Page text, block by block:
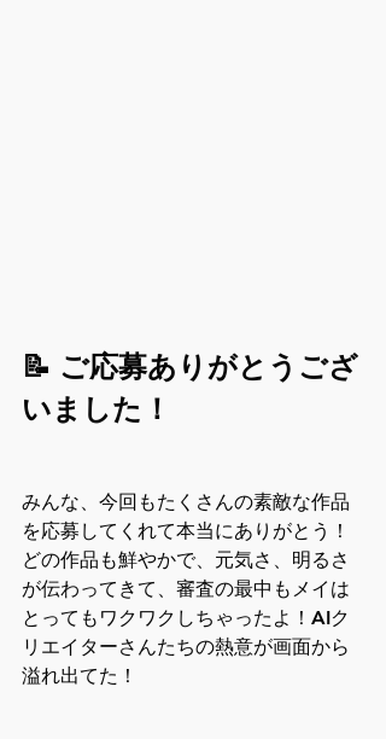
📝 ご応募ありがとうござ
いました！
みんな、今回もたくさんの素敵な作品
を応募してくれて本当にありがとう！
どの作品も鮮やかで、元気さ、明るさ
が伝わってきて、審査の最中もメイは
とってもワクワクしちゃったよ！AIク
リエイターさんたちの熱意が画面から
溢れ出てた！